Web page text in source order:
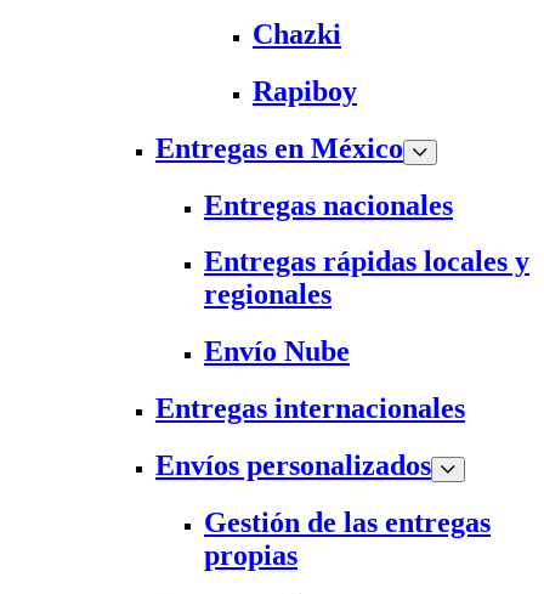
Chazki
Rapiboy
Entregas en México
Entregas nacionales
Entregas rápidas locales y
regionales
Envío Nube
Entregas internacionales
Envíos personalizados
Gestión de las entregas
propias